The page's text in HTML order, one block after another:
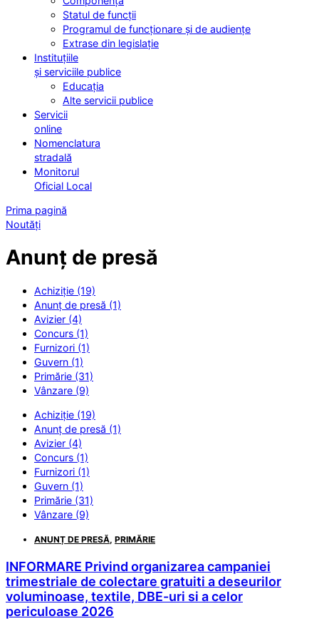
Statul de funcții
Programul de funcționare și de audiențe
Extrase din legislație
Instituțiile
și serviciile publice
Educația
Alte servicii publice
Servicii
online
Nomenclatura
stradală
Monitorul
Oficial Local
Prima pagină
Noutăți
Anunț de presă
Achiziție (19)
Anunț de presă (1)
Avizier (4)
Concurs (1)
Furnizori (1)
Guvern (1)
Primărie (31)
Vânzare (9)
Achiziție (19)
Anunț de presă (1)
Avizier (4)
Concurs (1)
Furnizori (1)
Guvern (1)
Primărie (31)
Vânzare (9)
ANUNȚ DE PRESĂ, PRIMĂRIE
INFORMARE Privind organizarea campaniei
trimestriale de colectare gratuiti a deseurilor
voluminoase, textile, DBE-uri si a celor
periculoase 2026